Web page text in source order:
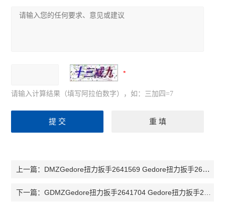
请输入计算结果（填写阿拉伯数字），如：三加四=7
上一篇： DMZGedore扭力扳手2641569 Gedore扭力扳手2641577 扭矩扳手DMZ550
下一篇：GDMZGedore扭力扳手2641704 Gedore扭力扳手2641712 扭矩扳手GDMZ100